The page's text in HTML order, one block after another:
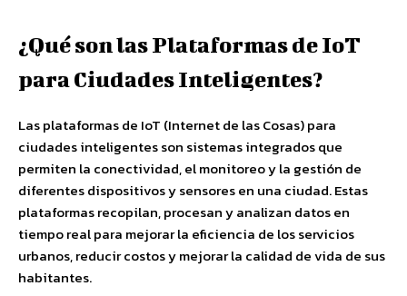
¿Qué son las Plataformas de IoT
para Ciudades Inteligentes?
Las plataformas de IoT (Internet de las Cosas) para
ciudades inteligentes son sistemas integrados que
permiten la conectividad, el monitoreo y la gestión de
diferentes dispositivos y sensores en una ciudad. Estas
plataformas recopilan, procesan y analizan datos en
tiempo real para mejorar la eficiencia de los servicios
urbanos, reducir costos y mejorar la calidad de vida de sus
habitantes.